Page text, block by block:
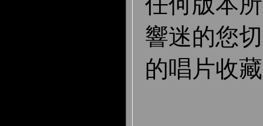
響迷的您
的唱片收